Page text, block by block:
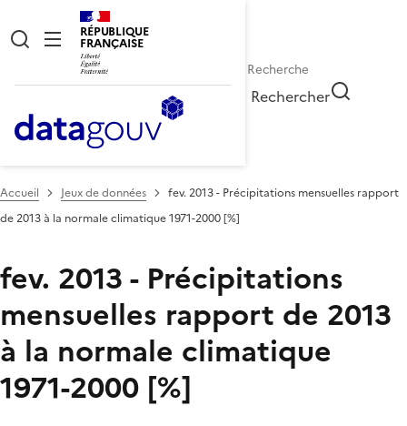
RÉPUBLIQUE
FRANÇAISE
Rechercher
Accueil Jeux de données
fev. 2013 - Précipitations mensuelles rapport
de 2013 à la normale climatique 1971-2000 [%]
fev. 2013 - Précipitations
mensuelles rapport de 2013
à la normale climatique
1971-2000 [%]